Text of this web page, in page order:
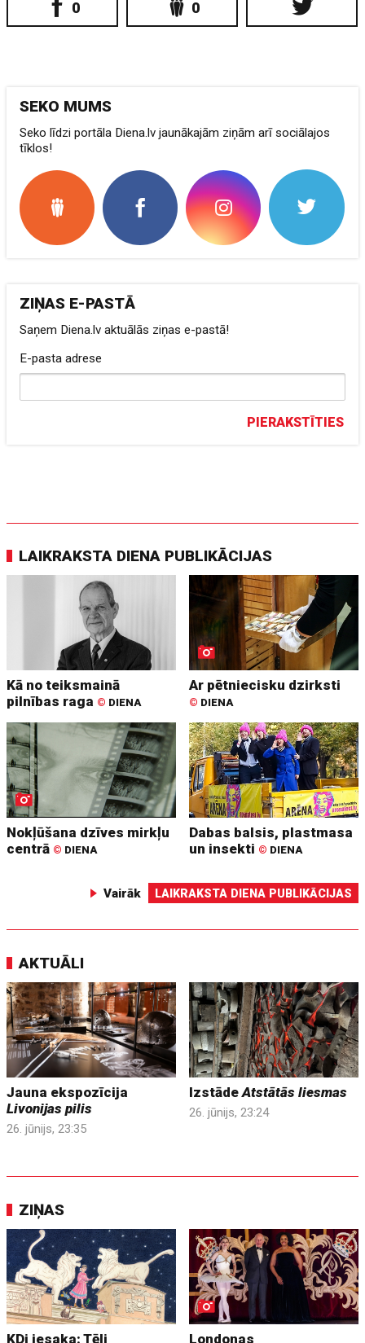
0 0
SEKO MUMS
Seko līdzi portāla Diena.lv jaunākajām ziņām arī sociālajos
tīklos!
ZIŅAS E-PASTĀ
Saņem Diena.lv aktuālās ziņas e-pastā!
E-pasta adrese
PIERAKSTĪTIES
LAIKRAKSTA DIENA PUBLIKĀCIJAS
Kā no teiksmainā
pilnības raga © DIENA
Ar pētniecisku dzirksti
© DIENA
Nokļūšana dzīves mirkļu
centrā © DIENA
Dabas balsis, plastmasa
un insekti © DIENA
Vairāk LAIKRAKSTA DIENA PUBLIKĀCIJAS
AKTUĀLI
Jauna ekspozīcija
Livonijas pilis
26. jūnijs, 23:35
IzstādeAtstātās liesmas
26. jūnijs, 23:24
ZIŅAS
KDi iesaka: Tēli
Londonas